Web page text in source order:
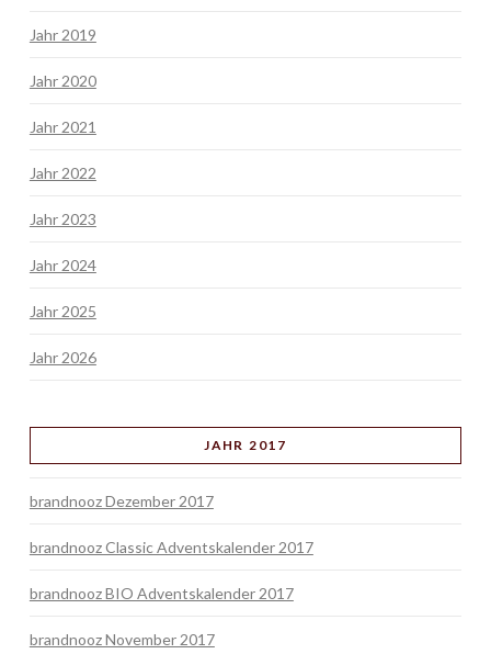
Jahr 2019
Jahr 2020
Jahr 2021
Jahr 2022
Jahr 2023
Jahr 2024
Jahr 2025
Jahr 2026
JAHR 2017
brandnooz Dezember 2017
brandnooz Classic Adventskalender 2017
brandnooz BIO Adventskalender 2017
brandnooz November 2017